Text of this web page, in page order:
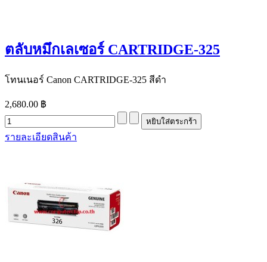
ตลับหมึกเลเซอร์ CARTRIDGE-325
โทนเนอร์ Canon CARTRIDGE-325 สีดำ
2,680.00 ฿
รายละเอียดสินค้า